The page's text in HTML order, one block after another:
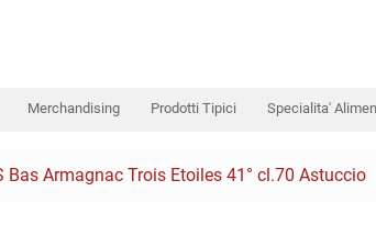
Merchandising Prodotti Tipici Specialita'
Bas Armagnac Trois Etoiles 41° cl.70 Astuccio